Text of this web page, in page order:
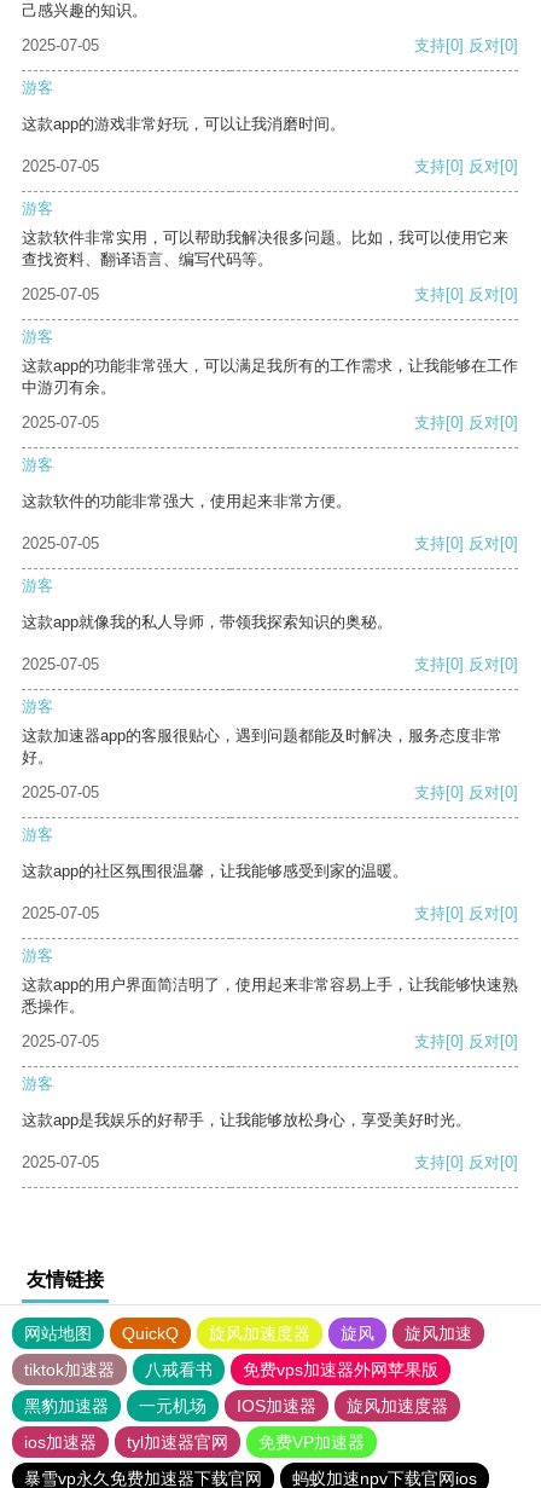
己感兴趣的知识。
2025-07-05
支持[0] 反对[0]
游客
这款app的游戏非常好玩，可以让我消磨时间。
2025-07-05 支持[0] 反对[0]
游客
这款软件非常实用，可以帮助我解决很多问题。比如，我可以使用它来
查找资料、翻译语言、编写代码等。
2025-07-05
支持[0] 反对[0]
游客
这款app的功能非常强大，可以满足我所有的工作需求，让我能够在工作
中游刃有余。
2025-07-05
支持[0] 反对[0]
游客
这款软件的功能非常强大，使用起来非常方便。
2025-07-05 支持[0] 反对[0]
游客
这款app就像我的私人导师，带领我探索知识的奥秘。
2025-07-05 支持[0] 反对[0]
游客
这款加速器app的客服很贴心，遇到问题都能及时解决，服务态度非常
好。
2025-07-05
支持[0] 反对[0]
游客
这款app的社区氛围很温馨，让我能够感受到家的温暖。
2025-07-05 支持[0] 反对[0]
游客
这款app的用户界面简洁明了，使用起来非常容易上手，让我能够快速熟
悉操作。
2025-07-05
支持[0] 反对[0]
游客
这款app是我娱乐的好帮手，让我能够放松身心，享受美好时光。
2025-07-05 支持[0] 反对[0]
友情链接
网站地图 QuickQ 旋风加速度器 旋风
旋风加速
tiktok加速器
八戒看书
免费vps加速器外网苹果版
黑豹加速器
一元机场 IOS加速器
旋风加速度器
ios加速器
tyl加速器官网
免费VP加速器
暴雪vp永久免费加速器下载官网
蚂蚁加速npv下载官网ios